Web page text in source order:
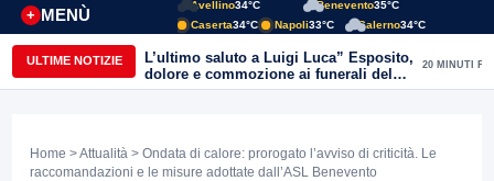
MENÙ
+
Avellino34°C Benevento35°C
Caserta34°C Napoli33°C Salerno34°C
ULTIME NOTIZIE
L’ultimo saluto a Luigi Luca” Esposito,
dolore e commozione ai funerali del
giornalista ucciso
20 MINUTI FA
Home >Attualità > Ondata di calore: prorogato l’avviso di criticità. Le
raccomandazioni e le misure adottate dall’ASL Benevento